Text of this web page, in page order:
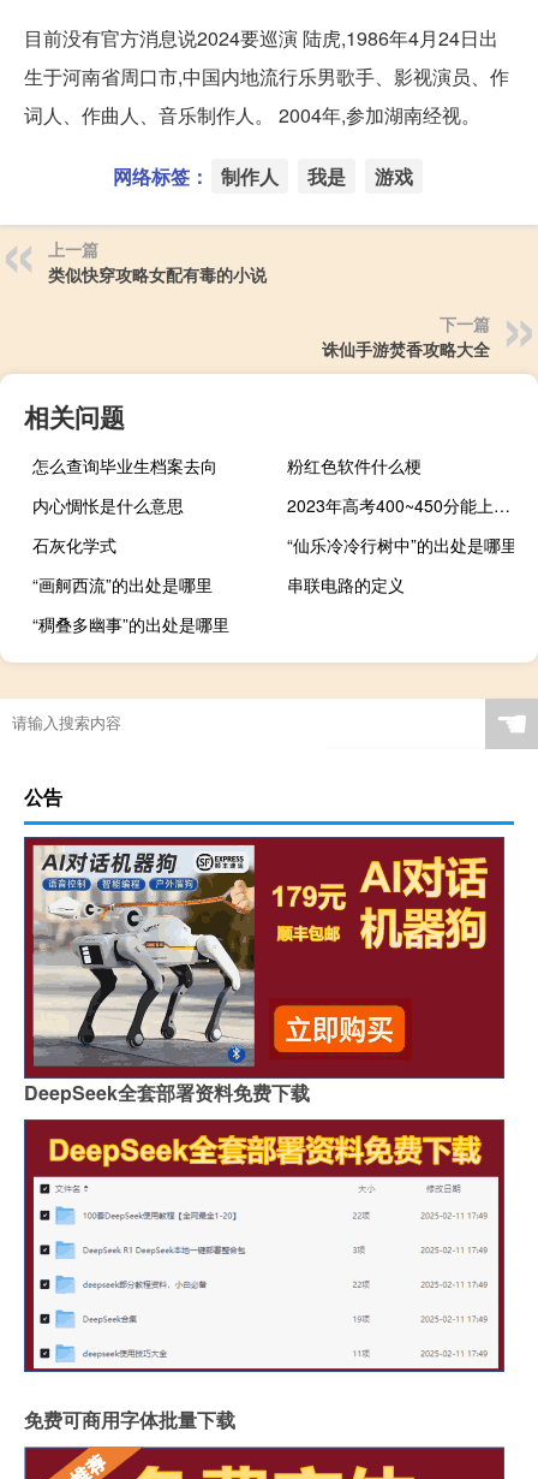
目前没有官方消息说2024要巡演 陆虎,1986年4月24日出
生于河南省周口市,中国内地流行乐男歌手、影视演员、作
词人、作曲人、音乐制作人。 2004年,参加湖南经视。
网络标签： 制作人 我是 游戏
上一篇
类似快穿攻略女配有毒的小说
下一篇
诛仙手游焚香攻略大全
相关问题
怎么查询毕业生档案去向
粉红色软件什么梗
内心惆怅是什么意思
2023年高考400~450分能上哪所大学
石灰化学式
“仙乐冷冷行树中”的出处是哪里
“画舸西流”的出处是哪里
串联电路的定义
“稠叠多幽事”的出处是哪里
☚
公告
DeepSeek全套部署资料免费下载
免费可商用字体批量下载